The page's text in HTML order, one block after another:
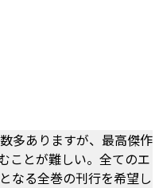
多ありますが、最高傑作
ことが難しい。全てのエ
なる全巻の刊行を希望し